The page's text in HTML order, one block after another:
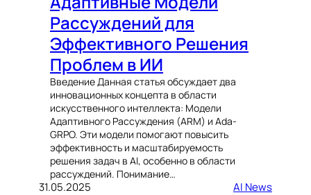
Рассуждений для
Эффективного Решения
Проблем в ИИ
Введение Данная статья обсуждает два
инновационных концепта в области
искусственного интеллекта: Модели
Адаптивного Рассуждения (ARM) и Ada-
GRPO. Эти модели помогают повысить
эффективность и масштабируемость
решения задач в AI, особенно в области
рассуждений. Понимание…
31.05.2025 AI News